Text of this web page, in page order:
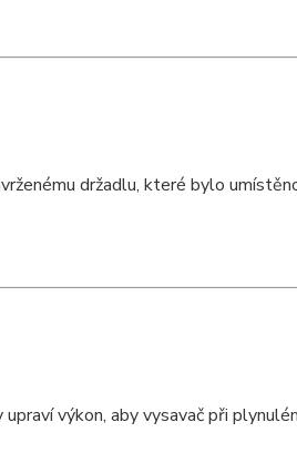
držadlu, které bylo
výkon, aby vysavač při